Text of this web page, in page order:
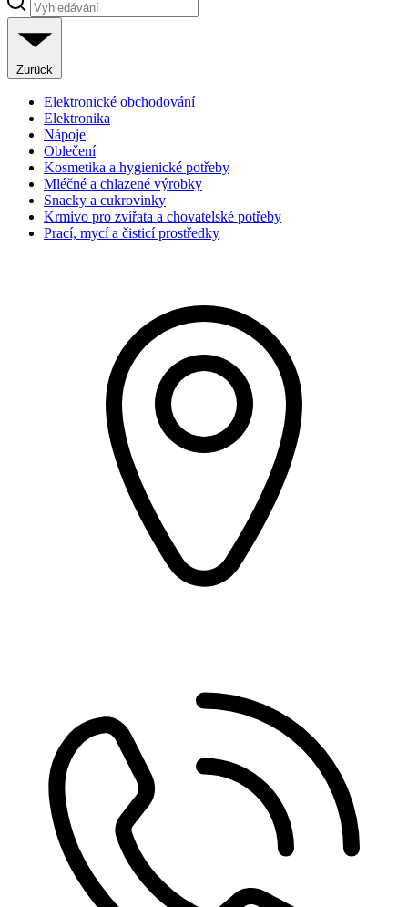
Zurück
Elektronické obchodování
Elektronika
Nápoje
Oblečení
Kosmetika a hygienické potřeby
Mléčné a chlazené výrobky
Snacky a cukrovinky
Krmivo pro zvířata a chovatelské potřeby
Prací, mycí a čisticí prostředky